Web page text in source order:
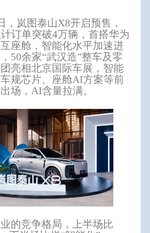
，岚图泰山X8开启预售，
订单突破4万辆 ，首搭华为
座舱，智能化水平加速进
50余家“武汉造”整车及零
亮相北京国际车展，智能
规芯片、座舱AI方案等前
场，AI含量拉满。
的竞争格局，上半场比